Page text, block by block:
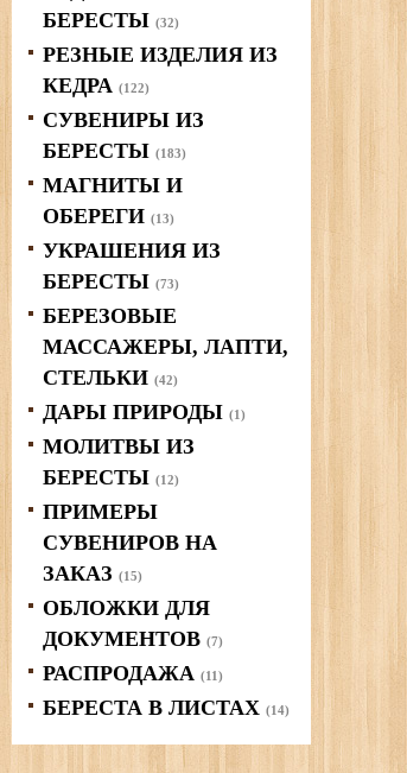
БЕРЕСТЫ (32)
РЕЗНЫЕ ИЗДЕЛИЯ ИЗ
КЕДРА (122)
СУВЕНИРЫ ИЗ
БЕРЕСТЫ (183)
МАГНИТЫ И
ОБЕРЕГИ (13)
УКРАШЕНИЯ ИЗ
БЕРЕСТЫ (73)
БЕРЕЗОВЫЕ
МАССАЖЕРЫ, ЛАПТИ,
СТЕЛЬКИ (42)
ДАРЫ ПРИРОДЫ (1)
МОЛИТВЫ ИЗ
БЕРЕСТЫ (12)
ПРИМЕРЫ
СУВЕНИРОВ НА
ЗАКАЗ (15)
ОБЛОЖКИ ДЛЯ
ДОКУМЕНТОВ (7)
РАСПРОДАЖА (11)
БЕРЕСТА В ЛИСТАХ (14)